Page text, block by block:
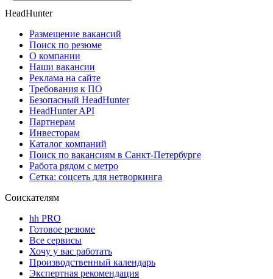
HeadHunter
Размещение вакансий
Поиск по резюме
О компании
Наши вакансии
Реклама на сайте
Требования к ПО
Безопасный HeadHunter
HeadHunter API
Партнерам
Инвесторам
Каталог компаний
Поиск по вакансиям в Санкт-Петербурге
Работа рядом с метро
Сетка: соцсеть для нетворкинга
Соискателям
hh PRO
Готовое резюме
Все сервисы
Хочу у вас работать
Производственный календарь
Экспертная рекомендация